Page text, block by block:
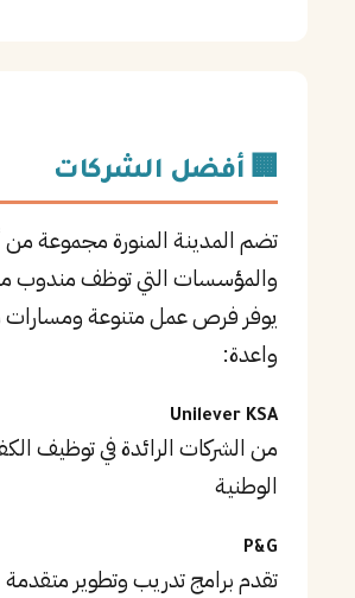
🏢 أفضل الشركات
تضم المدينة المنورة مجموعة من
والمؤسسات التي توظف مندوب
يوفر فرص عمل متنوعة ومسارات
واعدة:
Unilever KSA
من الشركات الرائدة في توظيف
الوطنية
P&G
تقدم برامج تدريب وتطوير